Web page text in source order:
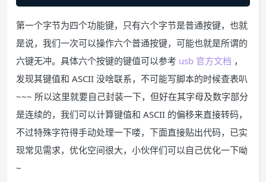
第一个字节为四个功能键，只有六个字节是普通按键，也就
是说，我们一次可以操作六个普通按键，可能也就是所谓的
六键无冲。具体六个按键的键值可以参考 usb 官方文档 ，
发现其键值和 ASCII 没啥联系，不可能写脚本的时候查表叭
~~~ 所以这里就要自己封装一下，但好在其字母及数字部分
是连续的，我们可以计算键值和 ASCII 的偏移来直接转码，
不过特殊字符得手动处理一下喽，下面直接贴出代码，已实
现常见需求，优化空间很大，小伙伴们可以自己优化一下呦
~